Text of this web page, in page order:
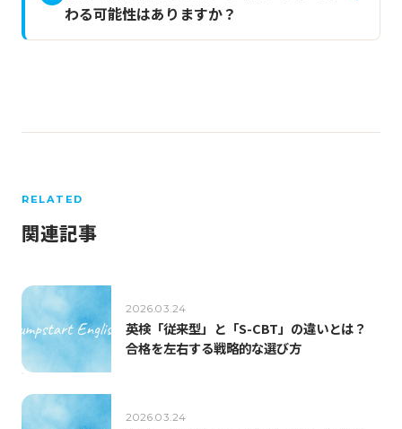
わる可能性はありますか？
RELATED
関連記事
2026.03.24
英検「従来型」と「S-CBT」の違いとは？
合格を左右する戦略的な選び方
2026.03.24